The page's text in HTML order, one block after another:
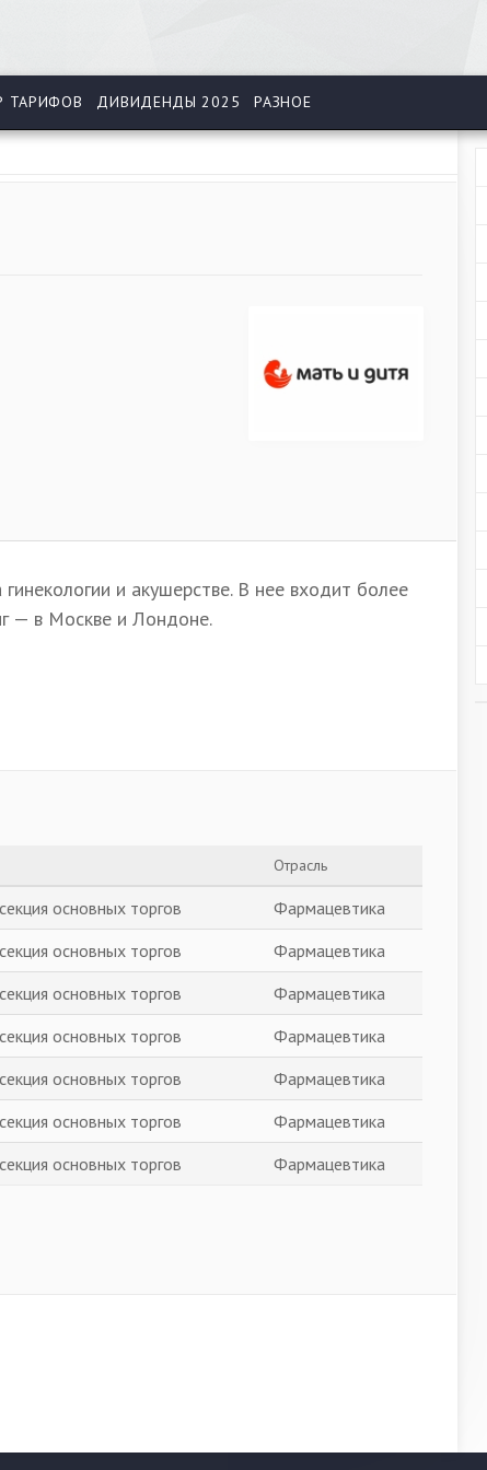
ТАРИФОВ ДИВИДЕНДЫ 2025 РАЗНОЕ
и акушерстве. В нее входит более
— в Москве и Лондоне.
Отрасль
основных торгов
Фармацевтика
основных торгов
Фармацевтика
основных торгов
Фармацевтика
основных торгов
Фармацевтика
основных торгов
Фармацевтика
основных торгов
Фармацевтика
основных торгов Фармацевтика